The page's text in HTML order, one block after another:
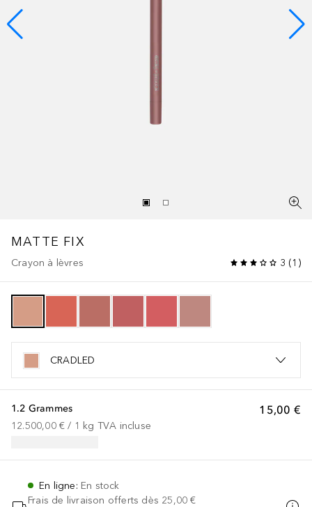
MATTE FIX
Crayon à lèvres 3 (1 )
CRADLED
15,00 €
1.2 Grammes
12.500,00 € / 1 kg TVA incluse
En ligne: En stock
Frais de livraison offerts dès 25,00 €